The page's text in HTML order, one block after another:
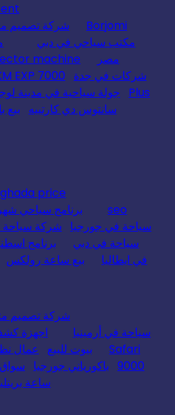
Borjomi
شركة تصميم
مكتب سياحي في دبي
مصر
machine
شركات في جدة
EXP 7000
Plus
جولة سياحية في مدينة
سانتوس دي كارتييه
بيع
price
seo
برنامج سياحي
سياحة في جورجيا
شركة سياحة
سياحة في دبي
برنامج اسطنبول
في ايطاليا
بيع ساعة رولكس
شركة تصميم
سياحة في أرمينيا
اجهزة
Safari
بيوت للبيع عمال
9000 باكورياني جورجيا
ساعة